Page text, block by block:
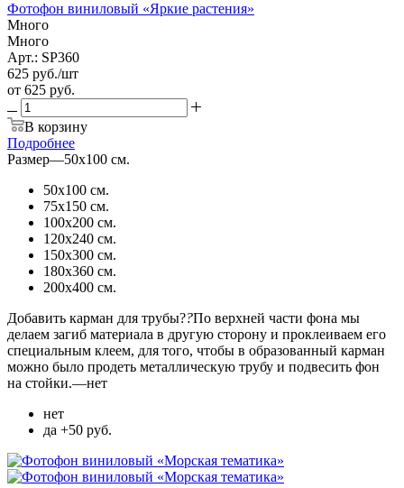
Фотофон виниловый «Яркие растения»
Много
Много
Арт.: SP360
625 руб./шт
от 625 руб.
В корзину
Подробнее
Размер—50х100 см.
50х100 см.
75х150 см.
100х200 см.
120х240 см.
150х300 см.
180х360 см.
200х400 см.
Добавить карман для трубы??По верхней части фона мы
делаем загиб материала в другую сторону и проклеиваем его
специальным клеем, для того, чтобы в образованный карман
можно было продеть металлическую трубу и подвесить фон
на стойки.—нет
нет
да +50 руб.